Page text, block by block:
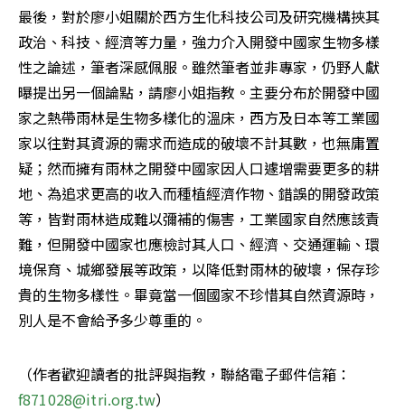
最後，對於廖小姐關於西方生化科技公司及研究機構挾其
政治、科技、經濟等力量，強力介入開發中國家生物多樣
性之論述，筆者深感佩服。雖然筆者並非專家，仍野人獻
曝提出另一個論點，請廖小姐指教。主要分布於開發中國
家之熱帶雨林是生物多樣化的溫床，西方及日本等工業國
家以往對其資源的需求而造成的破壞不計其數，也無庸置
疑；然而擁有雨林之開發中國家因人口遽增需要更多的耕
地、為追求更高的收入而種植經濟作物、錯誤的開發政策
等，皆對雨林造成難以彌補的傷害，工業國家自然應該責
難，但開發中國家也應檢討其人口、經濟、交通運輸、環
境保育、城鄉發展等政策，以降低對雨林的破壞，保存珍
貴的生物多樣性。畢竟當一個國家不珍惜其自然資源時，
別人是不會給予多少尊重的。
（作者歡迎讀者的批評與指教，聯絡電子郵件信箱：
f871028@itri.org.tw）